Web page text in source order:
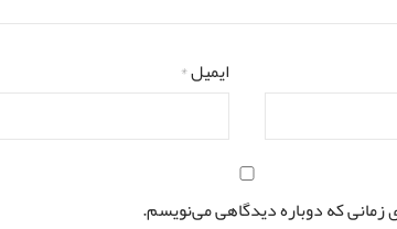
ایمیل*
زمانی که دوباره دیدگاهی می‌نویسم.